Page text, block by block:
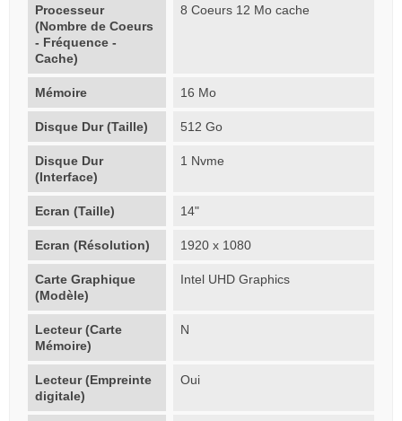
Processeur
(Nombre de Coeurs
- Fréquence -
Cache)
8 Coeurs 12 Mo cache
Mémoire 16 Mo
Disque Dur (Taille) 512 Go
Disque Dur
(Interface)
1 Nvme
Ecran (Taille) 14"
Ecran (Résolution) 1920 x 1080
Carte Graphique
(Modèle)
Intel UHD Graphics
Lecteur (Carte
Mémoire)
N
Lecteur (Empreinte
digitale)
Oui